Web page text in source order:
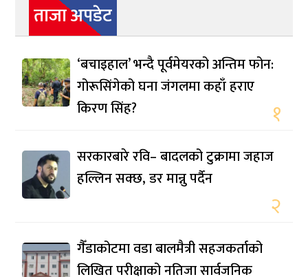
ताजा अपडेट
‘बचाइहाल’ भन्दै पूर्वमेयरको अन्तिम फोन:
गोरूसिंगेको घना जंगलमा कहाँ हराए
किरण सिंह?
१
सरकारबारे रवि– बादलको टुक्रामा जहाज
हल्लिन सक्छ, डर मान्नु पर्दैन
२
गैँडाकोटमा वडा बालमैत्री सहजकर्ताको
लिखित परीक्षाको नतिजा सार्वजनिक